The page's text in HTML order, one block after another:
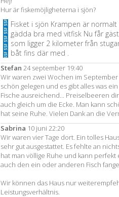
Hur är fiskemöjligheterna i sjön?
Fisket i sjön Krampen är
gädda bra med vitfisk Nu får
som ligger 2 kilometer från
båt fins där med .
Stefan 24 september 19:40
Wir waren zwei Wochen im
schön gelegen und es gibt alles was
Fische ausreichend... Preiselbeeren
auch gleich um die Ecke. Man kann
hat seine Ruhe. Vielen Dank an die
Sabrina 10 juni 22:20
Wir waren vier Tage dort. Ein tolles
sehr gut ausgestattet. Es fehlte an
hat man völlige Ruhe und kann
auch den ein oder anderen Fisch
Wir können das Haus nur
Leistungsverhältnis.